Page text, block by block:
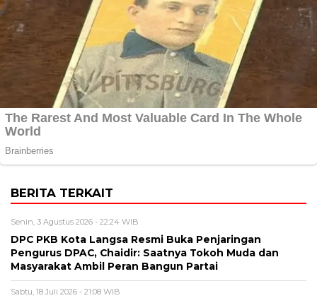
BERITA TERKAIT
Senin, 3 Agustus 2026 - 22:24 WIB
DPC PKB Kota Langsa Resmi Buka Penjaringan
Pengurus DPAC, Chaidir: Saatnya Tokoh Muda dan
Masyarakat Ambil Peran Bangun Partai
Sabtu, 18 Juli 2026 - 21:08 WIB